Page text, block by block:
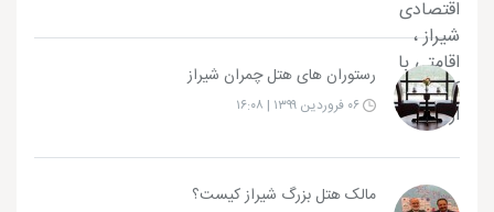
رستوران های هتل چمران شیراز
مالک هتل بزرگ شیراز کیست؟